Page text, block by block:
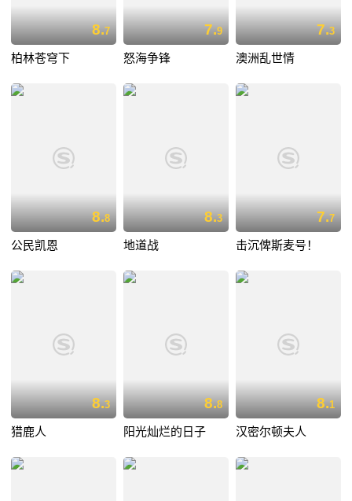
8.7
柏林苍穹下
7.9
怒海争锋
7.3
澳洲乱世情
8.8
公民凯恩
8.3
地道战
7.7
击沉俾斯麦号！
8.3
猎鹿人
8.8
阳光灿烂的日子
8.1
汉密尔顿夫人